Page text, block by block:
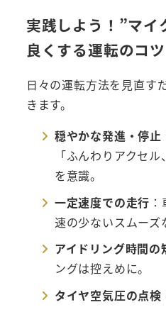
実践しよう！”マイ
良くする運転のコツ
日々の運転方法を見直す
きます。
穏やかな発進・停止
「ふんわりアクセ
を意識。
一定速度での走行
速の少ないスムーズ
アイドリング時間の
ングは控えめに。
タイヤ空気圧の点検